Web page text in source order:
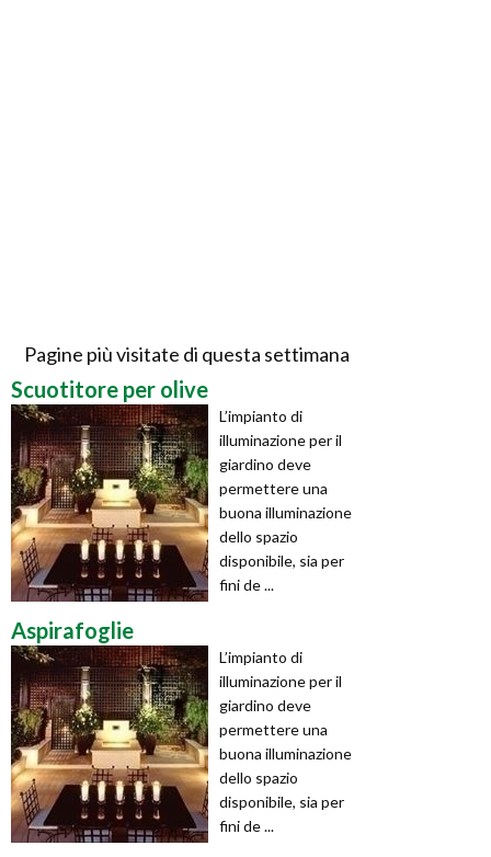
Pagine più visitate di questa settimana
Scuotitore per olive
L’impianto di
illuminazione per il
giardino deve
permettere una
buona illuminazione
dello spazio
disponibile, sia per
fini de ...
Aspirafoglie
L’impianto di
illuminazione per il
giardino deve
permettere una
buona illuminazione
dello spazio
disponibile, sia per
fini de ...